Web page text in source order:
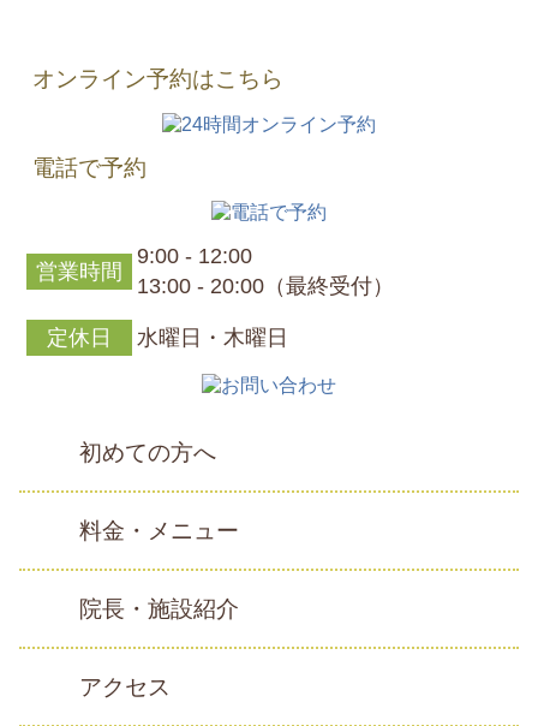
オンライン予約はこちら
電話で予約
営業時間
9:00 - 12:00
13:00 - 20:00（最終受付）
定休日 水曜日・木曜日
初めての方へ
料金・メニュー
院長・施設紹介
アクセス